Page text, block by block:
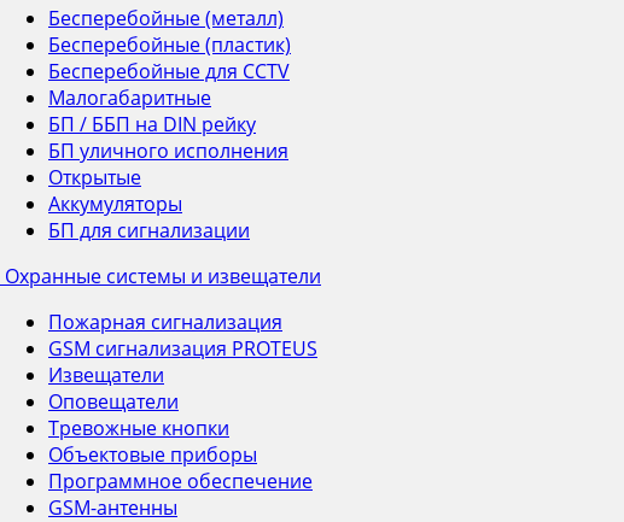
Бесперебойные (металл)
Бесперебойные (пластик)
Бесперебойные для CCTV
Малогабаритные
БП / ББП на DIN рейку
БП уличного исполнения
Открытые
Аккумуляторы
БП для сигнализации
Охранные системы и извещатели
Пожарная сигнализация
GSM сигнализация PROTEUS
Извещатели
Оповещатели
Тревожные кнопки
Объектовые приборы
Программное обеспечение
GSM-антенны